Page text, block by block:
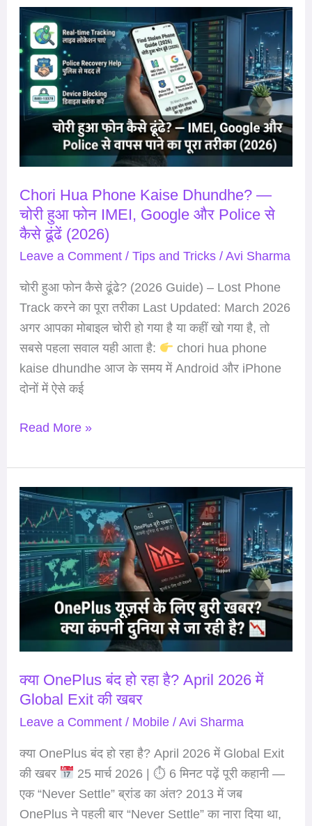
Chori Hua Phone Kaise Dhundhe? —
चोरी हुआ फोन IMEI, Google और Police से
कैसे ढूंढें (2026)
Leave a Comment / Tips and Tricks/ Avi Sharma
चोरी हुआ फोन कैसे ढूंढे? (2026 Guide) – Lost Phone
Track करने का पूरा तरीका Last Updated: March 2026
अगर आपका मोबाइल चोरी हो गया है या कहीं खो गया है, तो
सबसे पहला सवाल यही आता है:
chori hua phone
kaise dhundhe आज के समय में Android और iPhone
दोनों में ऐसे कई
Chori
Hua
Phone
Kaise
Dhundhe?
—
हुआ
IMEI,
Google
और
Police
से
(2026)
Read More »
क्या OnePlus बंद हो रहा है? April 2026 में
Global Exit की खबर
Leave a Comment / Mobile/ Avi Sharma
क्या OnePlus बंद हो रहा है? April 2026 में Global Exit
की खबर
25 मार्च 2026 | ⏱ 6 मिनट पढ़ें पूरी कहानी —
एक “Never Settle” ब्रांड का अंत? 2013 में जब
OnePlus ने पहली बार “Never Settle” का नारा दिया था,
क्या
OnePlus
बंद
हो
रहा
है?
2026
Global
Exit
की